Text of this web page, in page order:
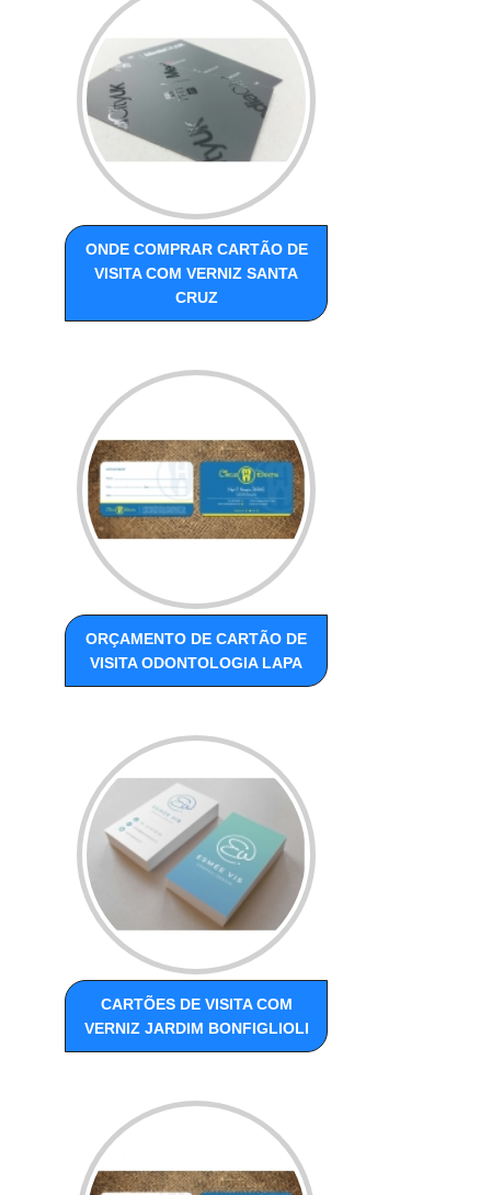
ONDE COMPRAR CARTÃO DE
VISITA COM VERNIZ SANTA
CRUZ
ORÇAMENTO DE CARTÃO DE
VISITA ODONTOLOGIA LAPA
CARTÕES DE VISITA COM
VERNIZ JARDIM BONFIGLIOLI